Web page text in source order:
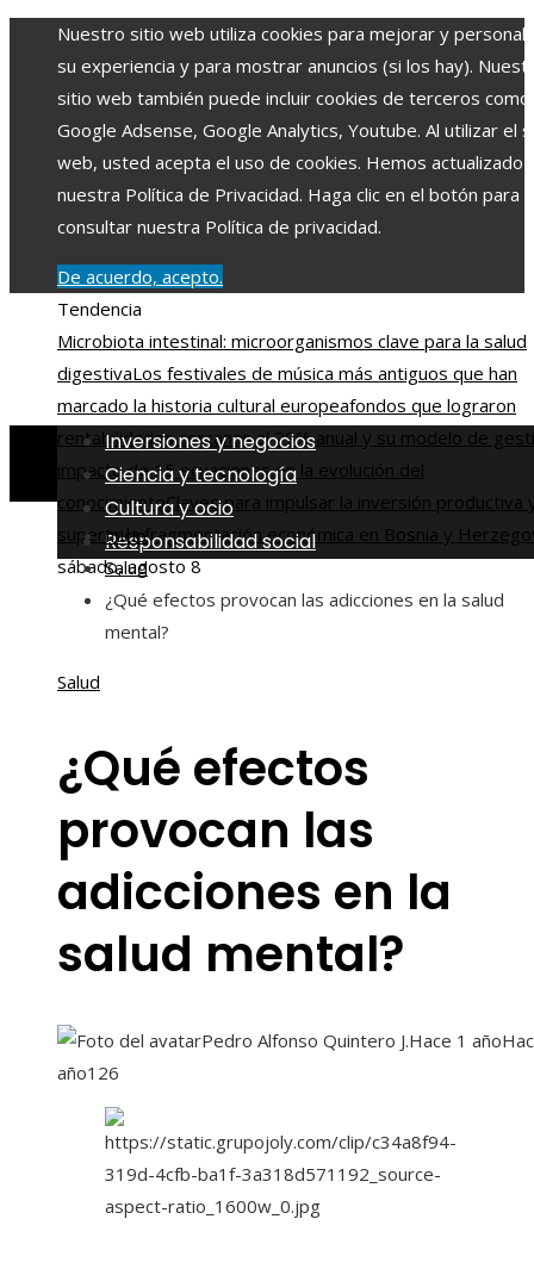
Nuestro sitio web utiliza cookies para mejorar y
su experiencia y para mostrar anuncios (si los hay).
sitio web también puede incluir cookies de terceros como
Google Adsense, Google Analytics, Youtube. Al utilizar el
web, usted acepta el uso de cookies. Hemos actualizado
nuestra Política de Privacidad. Haga clic en el botón para
consultar nuestra Política de privacidad.
De acuerdo, acepto.
Tendencia
Microbiota intestinal: microorganismos clave para la salud
digestivaLos festivales de música más antiguos que han
marcado la historia cultural europeafondos que lograron
rentabilidades cercanas al 29% anual y su modelo de
impacto de 15 ecuaciones en la evolución del
conocimientoClaves para impulsar la inversión productiva
superar la fragmentación económica en Bosnia y
sábado, agosto 8
Inversiones y negocios
Ciencia y tecnología
Cultura y ocio
Responsabilidad social
Inicio
Salud
¿Qué efectos provocan las adicciones en la salud
mental?
Salud
¿Qué efectos
provocan las
adicciones en la
salud mental?
Pedro Alfonso Quintero J.Hace 1 año
año126